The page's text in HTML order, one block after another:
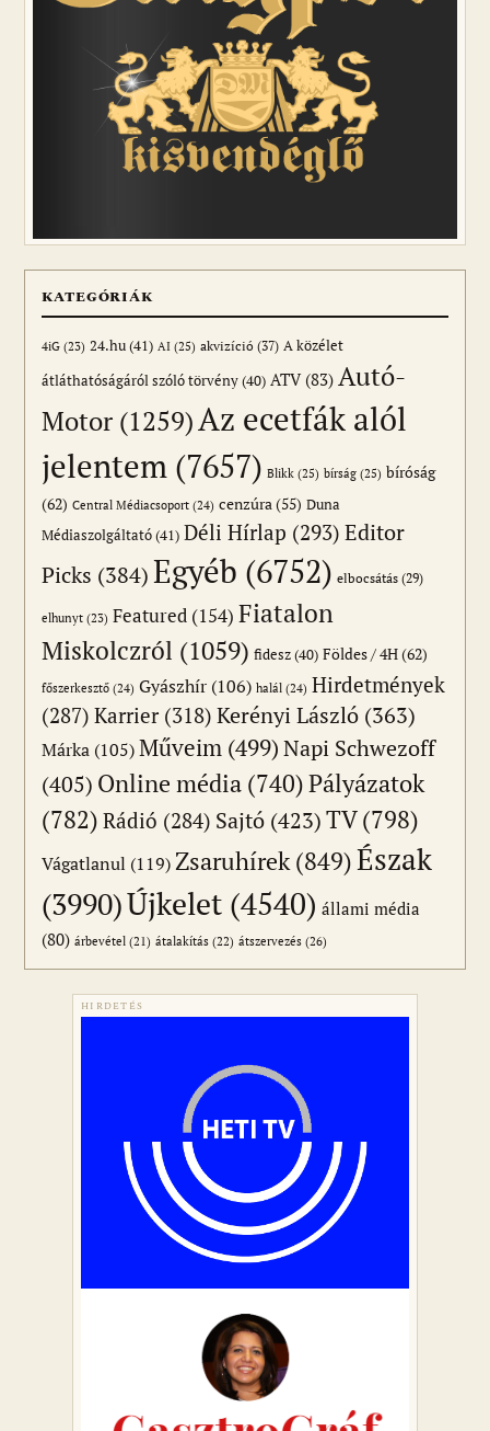
KATEGÓRIÁK
4iG (23) 24.hu(41) AI (25) akvizíció (37) A közélet
átláthatóságáról szóló törvény(40) ATV(83) Autó-
Motor (1259)Az ecetfák alól
jelentem (7657) Blikk (25) bírság (25) bíróság
(62) Central Médiacsoport (24) cenzúra(55) Duna
Médiaszolgáltató(41) Déli Hírlap (293) Editor
Picks (384)Egyéb (6752) elbocsátás (29)
elhunyt (23) Featured (154) Fiatalon
Miskolczról (1059) fidesz(40) Földes / 4H(62)
főszerkesztő (24) Gyászhír (106) halál (24) Hirdetmények
(287) Karrier(318) Kerényi László (363)
Márka (105) Műveim (499)Napi Schwezoff
(405) Online média (740)Pályázatok
(782) Rádió (284) Sajtó (423)TV(798)
Vágatlanul (119)Zsaruhírek(849)Észak
(3990)Újkelet (4540) állami média
(80) árbevétel (21) átalakítás (22) átszervezés (26)
HIRDETÉS